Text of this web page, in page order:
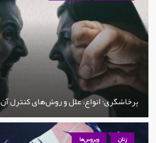
پرخاشگری؛ انواع، علل و روش‌های کنترل آن
زنان ویروس‌ها